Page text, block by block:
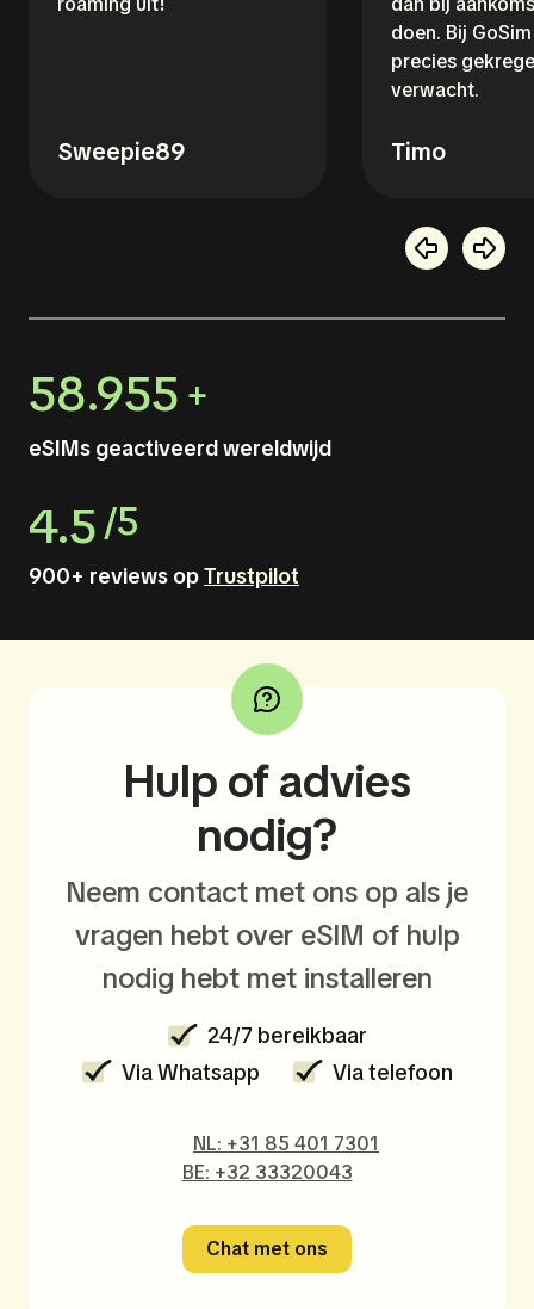
Sweepie89
doen. Bij
precies
verwacht.
Timo
58.955 +
eSIMs geactiveerd wereldwijd
4.5/5
900+ reviews opTrustpilot
Hulp of advies
nodig?
Neem contact met ons op als je
vragen hebt over eSIM of hulp
nodig hebt met installeren
24/7 bereikbaar
Via Whatsapp
Via telefoon
NL: +31 85 401 7301
BE: +32 33320043
Chat met ons